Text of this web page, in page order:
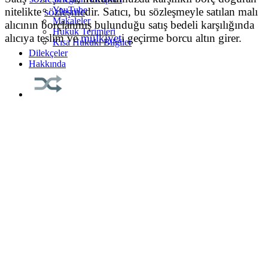
YouTube
Makaleler
Hukuk Terimleri
Kısa Hukuki Bilgiler
Dilekçeler
Hakkında
niteliktesözleşmedir. Satıcı, bu sözleşmeyle satılan malı
alıcının borçlanmış bulunduğu satış bedeli karşılığında
alıcıya teslim vemülkiyeti geçirme borcu altın girer.